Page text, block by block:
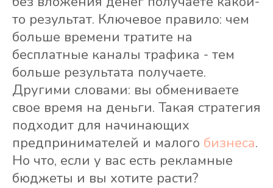
то результат. Ключевое правило: чем
больше времени тратите на
бесплатные каналы трафика - тем
больше результата получаете.
Другими словами: вы обмениваете
свое время на деньги. Такая стратегия
подходит для начинающих
предпринимателей и малого бизнеса.
Но что, если у вас есть рекламные
бюджеты и вы хотите расти?